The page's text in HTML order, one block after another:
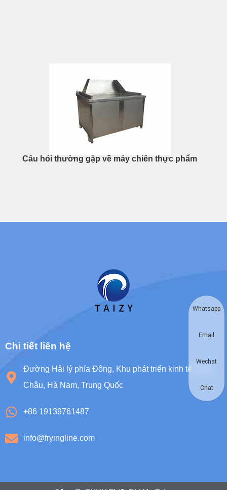
Câu hỏi thường gặp về máy chiên thực phẩm
Chi tiết liên hệ
Đường Hải lý phía Đông, Khu phát triển kinh tế Trịnh
Châu, Hà Nam, Trung Quốc
+86 19139761487
info@fryingline.com
Whatsapp
Email
Wechat
Chat